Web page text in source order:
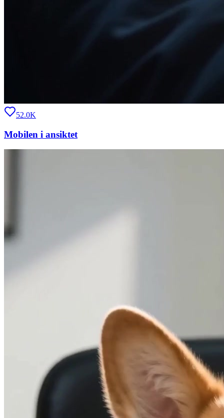
52.0K
Mobilen i ansiktet